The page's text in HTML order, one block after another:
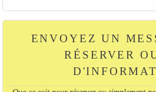
ENVOYEZ UN
RÉSERVER